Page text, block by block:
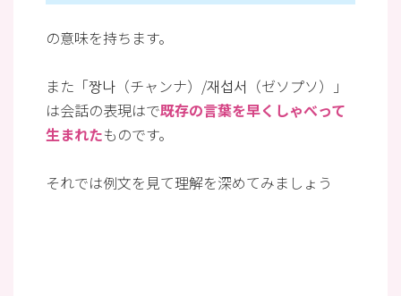
の意味を持ちます。
また「짱나（チャンナ）/재섭서（ゼソプソ）」
は会話の表現はで既存の言葉を早くしゃべって
生まれたものです。
それでは例文を見て理解を深めてみましょう